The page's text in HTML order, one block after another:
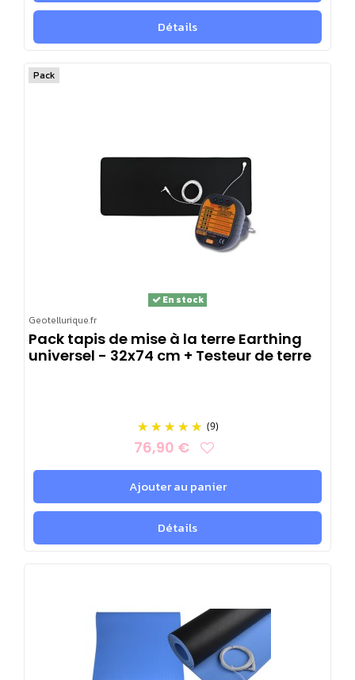
Détails
Pack
Geotellurique.fr
En stock
Pack tapis de mise à la terre Earthing
universel - 32x74 cm + Testeur de terre
(9)
76,90 €
Ajouter au panier
Détails